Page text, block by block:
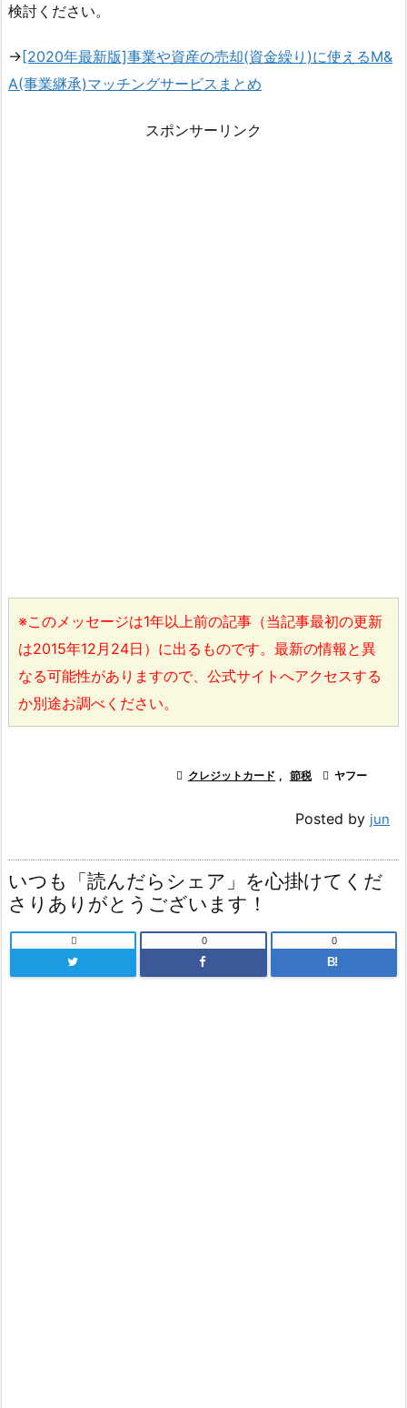
検討ください。
→ [2020年最新版]事業や資産の売却(資金繰り)に使えるM&
A(事業継承)マッチングサービスまとめ
スポンサーリンク
※このメッセージは1年以上前の記事（当記事最初の更新
は2015年12月24日）に出るものです。最新の情報と異
なる可能性がありますので、公式サイトへアクセスする
か別途お調べください。
 クレジットカード , 節税  ヤフー
Posted by jun
いつも「読んだらシェア」を心掛けてくだ
さりありがとうございます！
 0
B!
0